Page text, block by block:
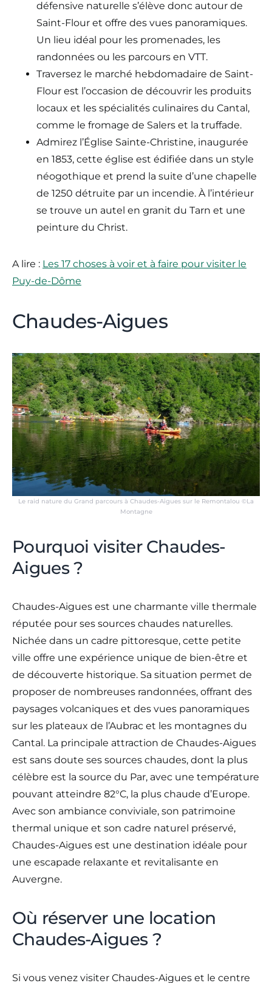
défensive naturelle s’élève donc autour de
Saint-Flour et offre des vues panoramiques.
Un lieu idéal pour les promenades, les
randonnées ou les parcours en VTT.
Traversez le marché hebdomadaire de Saint-
Flour est l’occasion de découvrir les produits
locaux et les spécialités culinaires du Cantal,
comme le fromage de Salers et la truffade.
Admirez l’Église Sainte-Christine, inaugurée
en 1853, cette église est édifiée dans un style
néogothique et prend la suite d’une chapelle
de 1250 détruite par un incendie. À l’intérieur
se trouve un autel en granit du Tarn et une
peinture du Christ.
A lire : Les 17 choses à voir et à faire pour visiter le
Puy-de-Dôme
Chaudes-Aigues
Le raid nature du Grand parcours à Chaudes-Aigues sur le Remontalou ©La
Montagne
Pourquoi visiter Chaudes-
Aigues ?
Chaudes-Aigues est une charmante ville thermale
réputée pour ses sources chaudes naturelles.
Nichée dans un cadre pittoresque, cette petite
ville offre une expérience unique de bien-être et
de découverte historique. Sa situation permet de
proposer de nombreuses randonnées, offrant des
paysages volcaniques et des vues panoramiques
sur les plateaux de l’Aubrac et les montagnes du
Cantal. La principale attraction de Chaudes-Aigues
est sans doute ses sources chaudes, dont la plus
célèbre est la source du Par, avec une température
pouvant atteindre 82°C, la plus chaude d’Europe.
Avec son ambiance conviviale, son patrimoine
thermal unique et son cadre naturel préservé,
Chaudes-Aigues est une destination idéale pour
une escapade relaxante et revitalisante en
Auvergne.
Où réserver une location
Chaudes-Aigues ?
Si vous venez visiter Chaudes-Aigues et le centre